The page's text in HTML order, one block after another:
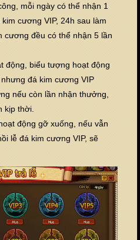
mỗi ngày có thể nhận 1
cương VIP, 24h sau làm
cương đều có thể nhận 5 lần
động, biểu tượng hoạt động
đá kim cương VIP
nếu còn lần nhận thưởng,
kịp thời.
động gỡ xuống, nếu vẫn
lễ đá kim cương VIP, sẽ